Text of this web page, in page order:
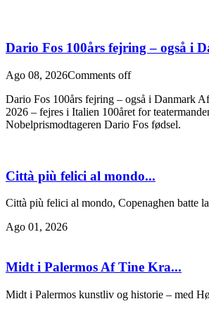
Dario Fos 100års fejring – også i
Ago 08, 2026Comments off
Dario Fos 100års fejring – også i Danmark
2026 – fejres i Italien 100året for
Nobelprismodtageren Dario Fos fødsel.
Città più felici al mondo...
Città più felici al mondo, Copenaghen batte
Ago 01, 2026
Midt i Palermos Af Tine Kra...
Midt i Palermos kunstliv og historie – med